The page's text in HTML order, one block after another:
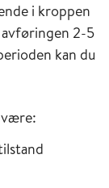
i kroppen
avføringen 2-5
kan du
være: